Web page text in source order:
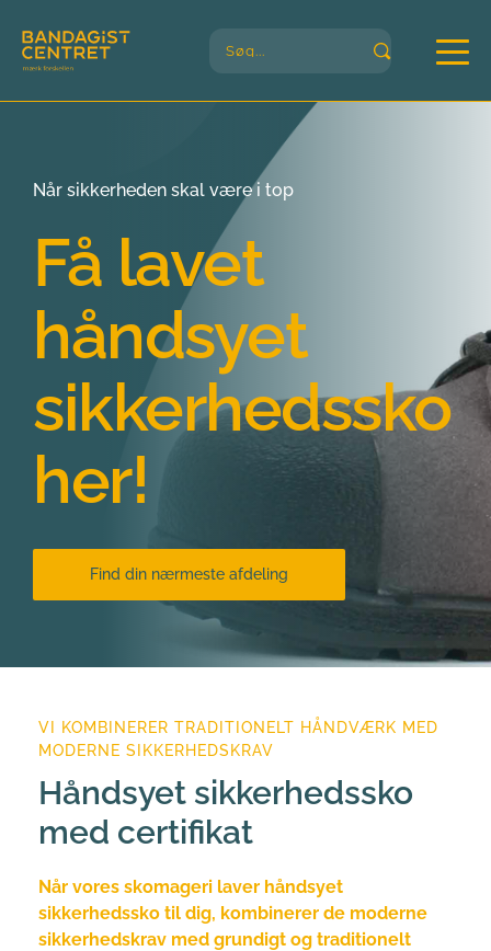
Søg...
Når sikkerheden skal være i top
Få lavet
håndsyet
sikkerhedssko
her!
Find din nærmeste afdeling
VI KOMBINERER TRADITIONELT HÅNDVÆRK MED
MODERNE SIKKERHEDSKRAV
Håndsyet sikkerhedssko
med certifikat
Når vores skomageri laver håndsyet
sikkerhedssko til dig, kombinerer de moderne
sikkerhedskrav med grundigt og traditionelt